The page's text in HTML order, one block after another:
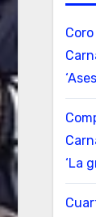
Coro
‘La